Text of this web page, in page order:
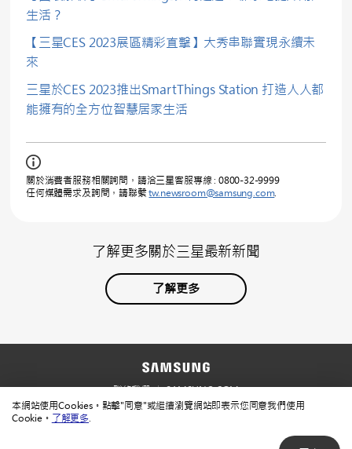
本網站使用Cookies。點擊"同意"或繼續瀏覽網站即表示您同意我們使用
Cookie。 了解更多
生活？
【三星CES 2023展區精彩直擊】大秀串聯實現永續未
來
三星於CES 2023推出SmartThings Station 打造人人都
能擁有的全方位智慧居家生活
關於消費者服務相關詢問，請洽三星客服專線 : 0800-32-9999
任何媒體需求及詢問，請聯繫tw.newsroom@samsung.com.
了解更多關於三星最新新聞
了解更多
聯絡我們
SAMSUNG.COM
使用規範
隱私規範